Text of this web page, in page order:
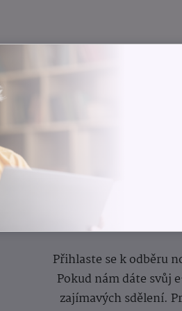
Přihlaste se k odběru
Pokud nám dáte svůj
zajímavých sdělení.